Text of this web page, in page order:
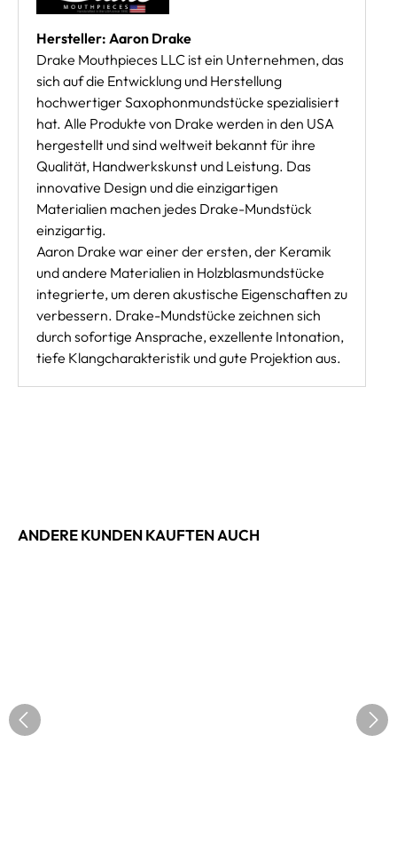
Hersteller: Aaron Drake
Drake Mouthpieces LLC ist ein Unternehmen, das
sich auf die Entwicklung und Herstellung
hochwertiger Saxophonmundstücke spezialisiert
hat. Alle Produkte von Drake werden in den USA
hergestellt und sind weltweit bekannt für ihre
Qualität, Handwerkskunst und Leistung. Das
innovative Design und die einzigartigen
Materialien machen jedes Drake-Mundstück
einzigartig.
Aaron Drake war einer der ersten, der Keramik
und andere Materialien in Holzblasmundstücke
integrierte, um deren akustische Eigenschaften zu
verbessern. Drake-Mundstücke zeichnen sich
durch sofortige Ansprache, exzellente Intonation,
tiefe Klangcharakteristik und gute Projektion aus.
ANDERE KUNDEN KAUFTEN AUCH